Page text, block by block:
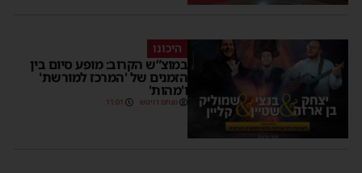
היכונו
במוצ”ש הקרוב: מופע סיום בין
הזמנים של 'המרכז למורשת'
ו'מהות'
מנחם דויטש 11:01